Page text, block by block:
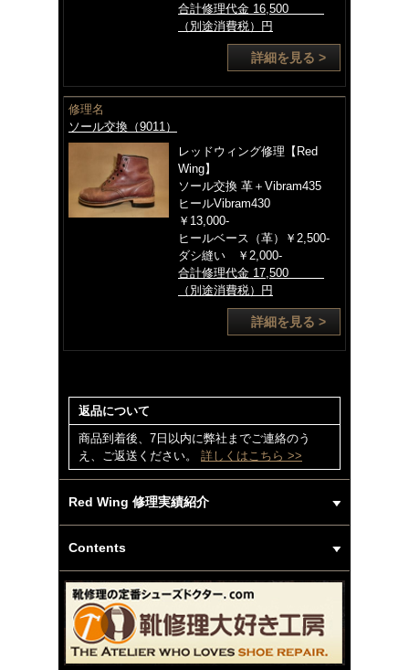
合計修理代金 16,500
（別途消費税）円
詳細を見る >
修理名
ソール交換（9011）
レッドウィング修理【Red
Wing】
ソール交換 革＋Vibram435
ヒールVibram430
￥13,000-
ヒールベース（革）￥2,500-
ダシ縫い ￥2,000-
合計修理代金 17,500
（別途消費税）円
詳細を見る >
返品について
商品到着後、7日以内に弊社までご連絡のう
え、ご返送ください。 詳しくはこちら >>
Red Wing 修理実績紹介
Contents